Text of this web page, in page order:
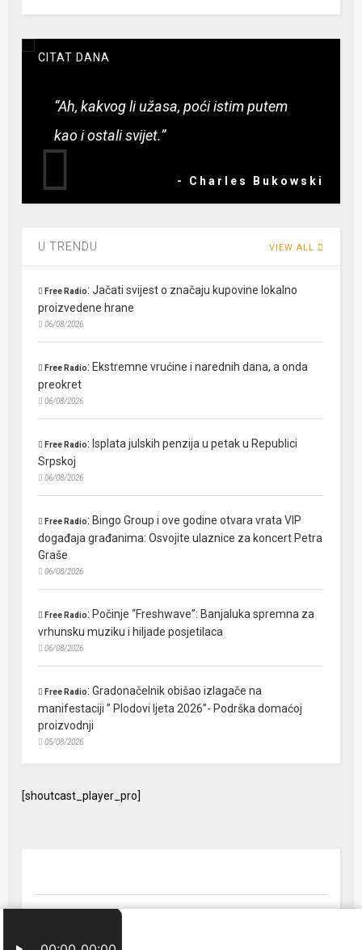
CITAT DANA
“Ah, kakvog li užasa, poći istim putem
kao i ostali svijet.”
- Charles Bukowski
U TRENDU VIEW ALL
Free Radio:Jačati svijest o značaju kupovine lokalno
proizvedene hrane
06/08/2026
Free Radio: Ekstremne vrućine i narednih dana, a onda
preokret
06/08/2026
Free Radio: Isplata julskih penzija u petak u Republici
Srpskoj
06/08/2026
Free Radio: Bingo Group i ove godine otvara vrata VIP
događaja građanima: Osvojite ulaznice za koncert Petra
Graše
06/08/2026
Free Radio: Počinje “Freshwave”: Banjaluka spremna za
vrhunsku muziku i hiljade posjetilaca
06/08/2026
Free Radio:Gradonačelnik obišao izlagače na
manifestaciji ” Plodovi ljeta 2026”- Podrška domaćoj
proizvodnji
05/08/2026
[shoutcast_player_pro]